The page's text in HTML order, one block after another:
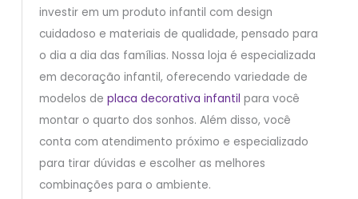
investir em um produto infantil com design
cuidadoso e materiais de qualidade, pensado para
o dia a dia das famílias. Nossa loja é especializada
em decoração infantil, oferecendo variedade de
modelos de placa decorativa infantil para você
montar o quarto dos sonhos. Além disso, você
conta com atendimento próximo e especializado
para tirar dúvidas e escolher as melhores
combinações para o ambiente.